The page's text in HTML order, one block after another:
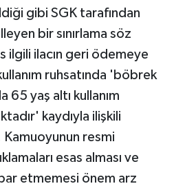
gibi SGK tarafından
bir sınırlama söz
ilgili ilacın geri ödemeye
ruhsatında 'böbrek
65 yaş altı kullanım
kaydıyla ilişkili
resmi
esas alması ve
etmemesi önem arz